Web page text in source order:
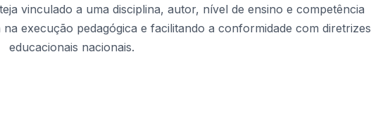
vinculado a uma disciplina, autor, nível de ensino e competência
execução pedagógica e facilitando a conformidade com diretrizes
educacionais nacionais.